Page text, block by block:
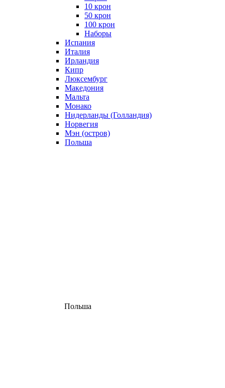
10 крон
50 крон
100 крон
Наборы
Испания
Италия
Ирландия
Кипр
Люксембург
Македония
Мальта
Монако
Нидерланды (Голландия)
Норвегия
Мэн (остров)
Польша
Польша